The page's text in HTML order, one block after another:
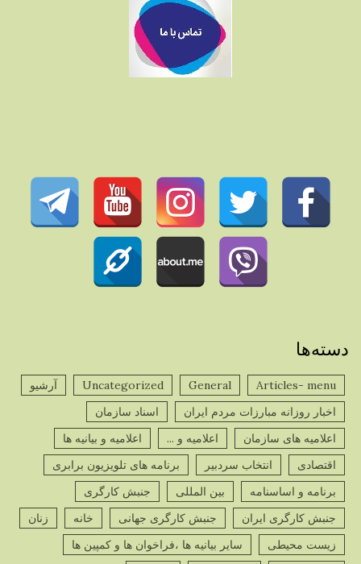
دسته‌ها
Articles- menu
General
Uncategorized
آرشیو
اخبار روزانه مبارزات مردم ایران
اسناد سازمان
اعلامیه های سازمان
اعلامیه و ...
اعلامیه و بیانیه ها
اقتصادی
انتخاب سردبیر
برنامه های تلویزیون برابری
برنامه و اساسنامه
بین المللی
جنبش کارگری
جنبش کارگری ایران
جنبش کارگری جهانی خانه
زنان
زیست محیطی
سایر بیانیه ها ،فراخوان ها و کمپین ها